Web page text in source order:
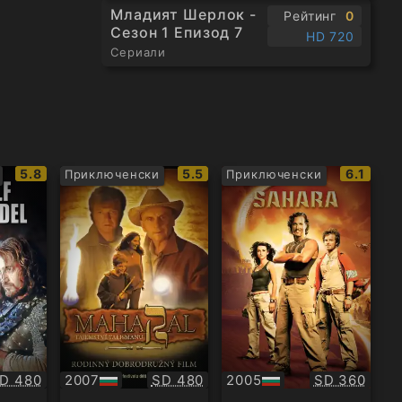
Младият Шерлок -
Сезон 1 Епизод 7
Сериали
Рейтинг
0
HD 720
IMDb
рейтинг:
5.8
480
Приключенски
IMDb
рейтинг:
5.5
2007
БГ
Качество:
SD 480
Приключенски
IMDb
6.1
2005
БГ
Качество:
SD 360